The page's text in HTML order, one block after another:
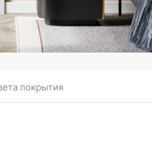
покрытия